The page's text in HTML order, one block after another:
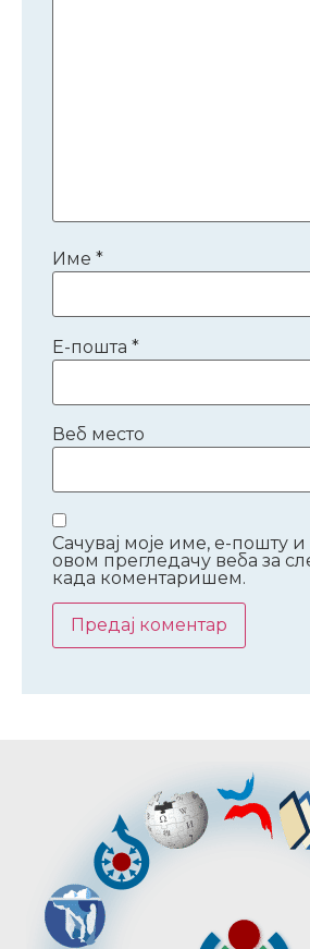
Име *
Е-пошта *
Веб место
Сачувај моје име, е-пошту
овом прегледачу веба за
када коментаришем.